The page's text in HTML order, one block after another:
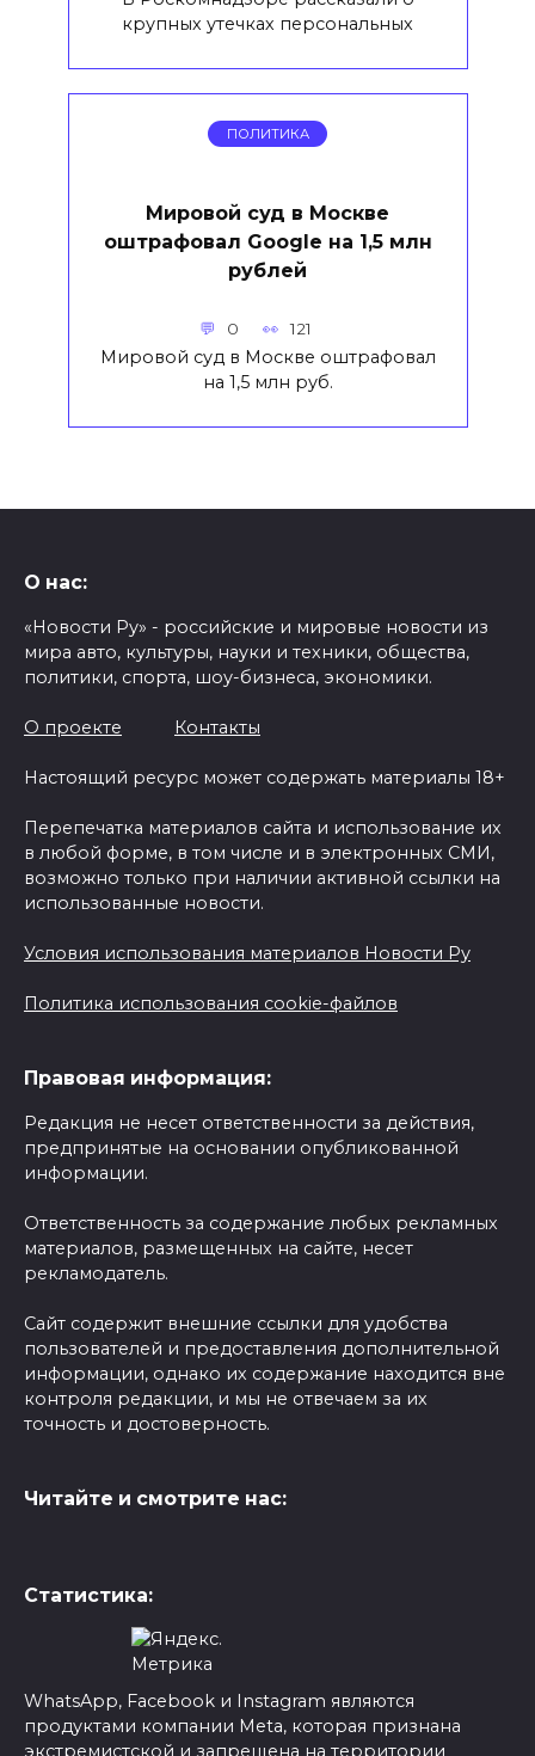
крупных утечках персональных
ПОЛИТИКА
Мировой суд в Москве
оштрафовал Google на 1,5 млн
рублей
0 121
Мировой суд в Москве оштрафовал
на 1,5 млн руб.
О нас:
«Новости Ру» - российские и мировые новости из
мира авто, культуры, науки и техники, общества,
политики, спорта, шоу-бизнеса, экономики.
О проекте Контакты
Настоящий ресурс может содержать материалы 18+
Перепечатка материалов сайта и использование их
в любой форме, в том числе и в электронных СМИ,
возможно только при наличии активной ссылки на
использованные новости.
Условия использования материалов Новости Ру
Политика использования cookie-файлов
Правовая информация:
Редакция не несет ответственности за действия,
предпринятые на основании опубликованной
информации.
Ответственность за содержание любых рекламных
материалов, размещенных на сайте, несет
рекламодатель.
Сайт содержит внешние ссылки для удобства
пользователей и предоставления дополнительной
информации, однако их содержание находится вне
контроля редакции, и мы не отвечаем за их
точность и достоверность.
Читайте и смотрите нас:
Статистика:
WhatsApp, Facebook и Instagram являются
продуктами компании Meta, которая признана
экстремистской и запрещена на территории